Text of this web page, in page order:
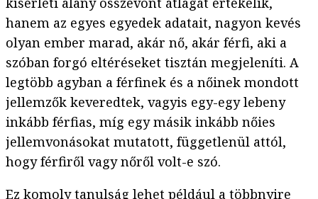
hanem az egyes egyedek adatait, nagyon kevés
olyan ember marad, akár nő, akár férfi, aki a
szóban forgó eltéréseket tisztán megjeleníti. A
legtöbb agyban a férfinek és a nőinek mondott
jellemzők keveredtek, vagyis egy-egy lebeny
inkább férfias, míg egy másik inkább nőies
jellemvonásokat mutatott, függetlenül attól,
hogy férfiről vagy nőről volt-e szó.
Ez komoly tanulság lehet például a többnyire